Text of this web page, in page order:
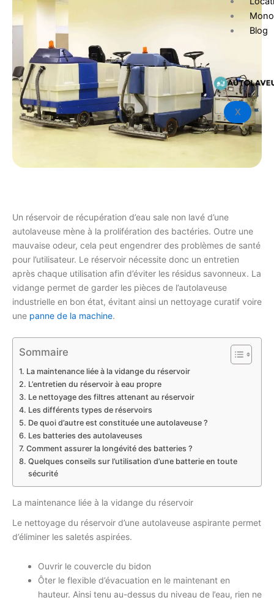
Blog
X
Un réservoir de récupération d’eau sale non lavé d’une
autolaveuse mène à la prolifération des bactéries. Outre une
mauvaise odeur, cela peut engendrer des problèmes de santé
pour l’utilisateur. Le réservoir nécessite donc un entretien
après chaque utilisation afin d’éviter les résidus savonneux. La
vidange permet de garder les pièces de l’autolaveuse
industrielle en bon état, évitant ainsi un nettoyage curatif voire
une panne de la machine.
Sommaire
La maintenance liée à la vidange du réservoir
L’entretien du réservoir à eau propre
Le nettoyage des filtres attenant au réservoir
Les différents types de réservoirs
De quoi d’autre est constituée une autolaveuse ?
Les batteries des autolaveuses
Comment assurer la longévité des batteries ?
Quelques conseils sur l’utilisation d’une batterie en toute
sécurité
La maintenance liée à la vidange du réservoir
Le nettoyage du réservoir d’une autolaveuse aspirante permet
d’éliminer les saletés aspirées.
Ouvrir le couvercle du bidon
Ôter le flexible d’évacuation en le maintenant en
hauteur. Ainsi tenu au-dessus du niveau de l’eau, rien ne